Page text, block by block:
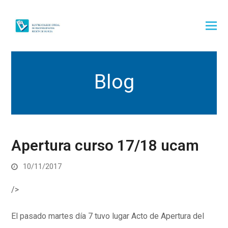
Blog
Apertura curso 17/18 ucam
10/11/2017
/>
El pasado martes día 7 tuvo lugar Acto de Apertura del